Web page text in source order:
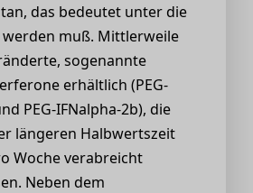
das bedeutet unter die
muß. Mittlerweile
sogenannte
erhältlich (PEG-
PEG-IFNalpha-2b), die
längeren Halbwertszeit
Woche verabreicht
Neben dem